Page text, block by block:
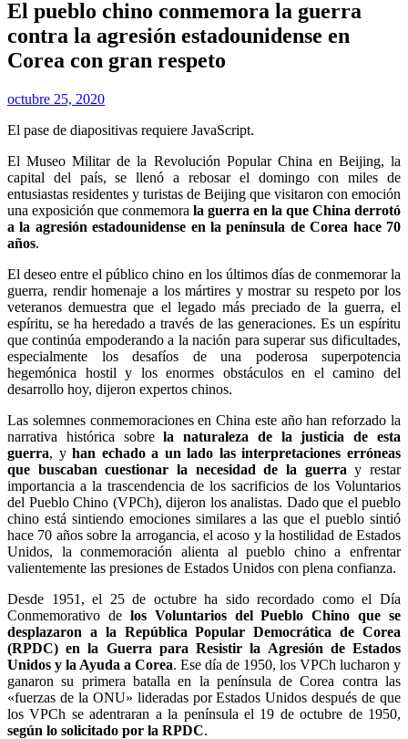
El pueblo chino conmemora la guerra
contra la agresión estadounidense en
Corea con gran respeto
octubre 25, 2020
El pase de diapositivas requiere JavaScript.
El Museo Militar de la Revolución Popular China en Beijing, la
capital del país, se llenó a rebosar el domingo con miles de
entusiastas residentes y turistas de Beijing que visitaron con emoción
una exposición que conmemora la guerra en la que China derrotó
a la agresión estadounidense en la península de Corea hace 70
años.
El deseo entre el público chino en los últimos días de conmemorar la
guerra, rendir homenaje a los mártires y mostrar su respeto por los
veteranos demuestra que el legado más preciado de la guerra, el
espíritu, se ha heredado a través de las generaciones. Es un espíritu
que continúa empoderando a la nación para superar sus dificultades,
especialmente los desafíos de una poderosa superpotencia
hegemónica hostil y los enormes obstáculos en el camino del
desarrollo hoy, dijeron expertos chinos.
Las solemnes conmemoraciones en China este año han reforzado la
narrativa histórica sobrela naturaleza de la justicia de esta
guerra, yhan echado a un lado las interpretaciones erróneas
que buscaban cuestionar la necesidad de la guerra y restar
importancia a la trascendencia de los sacrificios de los Voluntarios
del Pueblo Chino (VPCh), dijeron los analistas. Dado que el pueblo
chino está sintiendo emociones similares a las que el pueblo sintió
hace 70 años sobre la arrogancia, el acoso y la hostilidad de Estados
Unidos, la conmemoración alienta al pueblo chino a enfrentar
valientemente las presiones de Estados Unidos con plena confianza.
Desde 1951, el 25 de octubre ha sido recordado como el Día
Conmemorativo delos Voluntarios del Pueblo Chino que se
desplazaron a la República Popular Democrática de Corea
(RPDC) en la Guerra para Resistir la Agresión de Estados
Unidos y la Ayuda a Corea. Ese día de 1950, los VPCh lucharon y
ganaron su primera batalla en la península de Corea contra las
«fuerzas de la ONU» lideradas por Estados Unidos después de que
los VPCh se adentraran a la península el 19 de octubre de 1950,
según lo solicitado por la RPDC.